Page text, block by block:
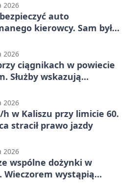
2026
auto
kierowcy. Sam był
2026
ciągnikach w powiecie
Służby wskazują
2026
h w Kaliszu przy limicie 60.
stracił prawo jazdy
2026
wspólne dożynki w
Wieczorem wystąpią